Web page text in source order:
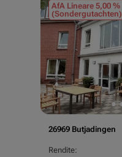
AfA Lineare 5,00 %
(Sondergutachten)
26969 Butjadingen
Rendite: